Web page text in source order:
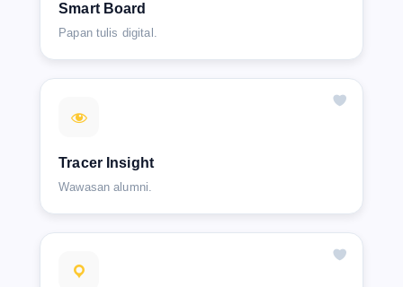
Smart Board
Papan tulis digital.
Tracer Insight
Wawasan alumni.